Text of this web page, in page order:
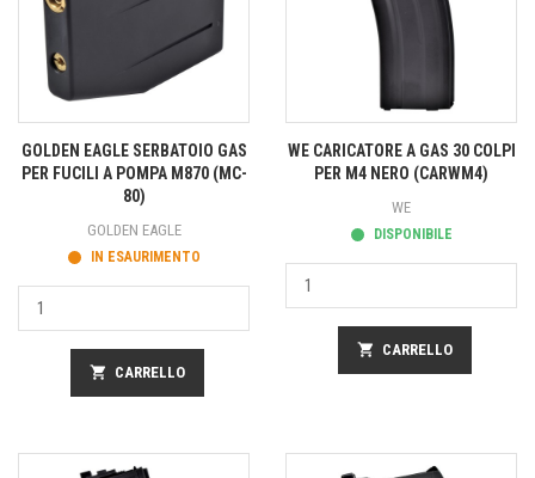
GOLDEN EAGLE SERBATOIO GAS
PER FUCILI A POMPA M870 (MC-
80)
GOLDEN EAGLE
IN ESAURIMENTO
shopping_cart CARRELLO
WE CARICATORE A GAS 30 COLPI
PER M4 NERO (CARWM4)
WE
DISPONIBILE
shopping_cart CARRELLO